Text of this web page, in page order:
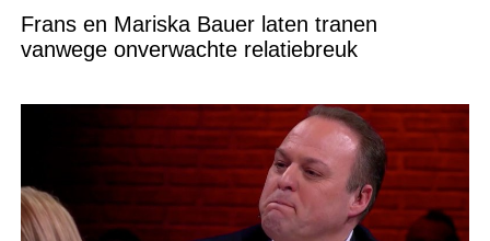
Frans en Mariska Bauer laten tranen
vanwege onverwachte relatiebreuk